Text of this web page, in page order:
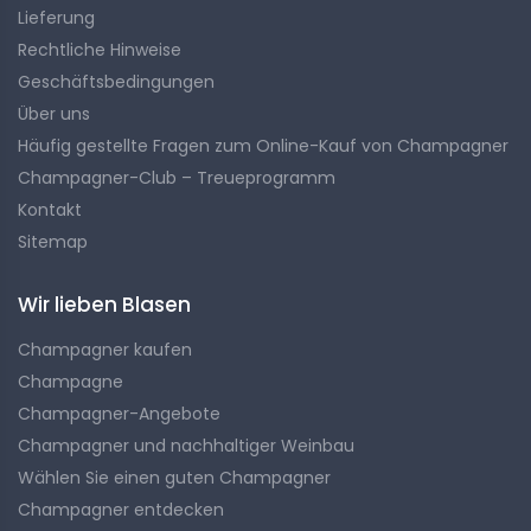
Eingaben und Respekt für die Gesundheit
auf die Kontrolle der Verwendung von Betriebsmitteln
und trägt so zur Erhaltung der Gesundheit der Reben,
des Bodens und der Umwelt bei. Die an diesem Ansatz
beteiligten Winzer suchen nach Alternativen zu
Methoden, die das Ökosystem schonen.
Der Respekt vor der Gesundheit der Reben ist von
entscheidender Bedeutung, um die Qualität der Trauben
und damit die Qualität des Champagners, den Sie
probieren, zu gewährleisten.
Lieferung
Rechtliche Hinweise
Geschäftsbedingungen
Über uns
Häufig gestellte Fragen zum Online-Kauf von Champagner
Champagner-Club – Treueprogramm
Kontakt
Sitemap
Wir lieben Blasen
Champagner kaufen
Champagne
Champagner-Angebote
Champagner und nachhaltiger Weinbau
Wählen Sie einen guten Champagner
Champagner entdecken